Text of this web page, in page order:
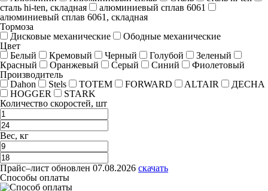
сталь hi-ten, складная
алюминиевый сплав 6061
алюминиевый сплав 6061, складная
Тормоза
Дисковые механические
Ободные механические
Цвет
Белый
Кремовый Черный Голубой
Зеленый
Красный
Оранжевый Серый Синий
Фиолетовый
Производитель
Dahon
Stels TOTEM FORWARD ALTAIR
ДЕСНА
HOGGER
STARK
Количество скоростей, шт
Вес, кг
Прайс–лист обновлен 07.08.2026 скачать
Способы оплаты